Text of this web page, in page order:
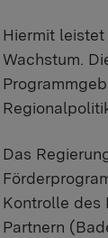
Hiermit
Wachstum.
Das
Kontrolle des
Partnern